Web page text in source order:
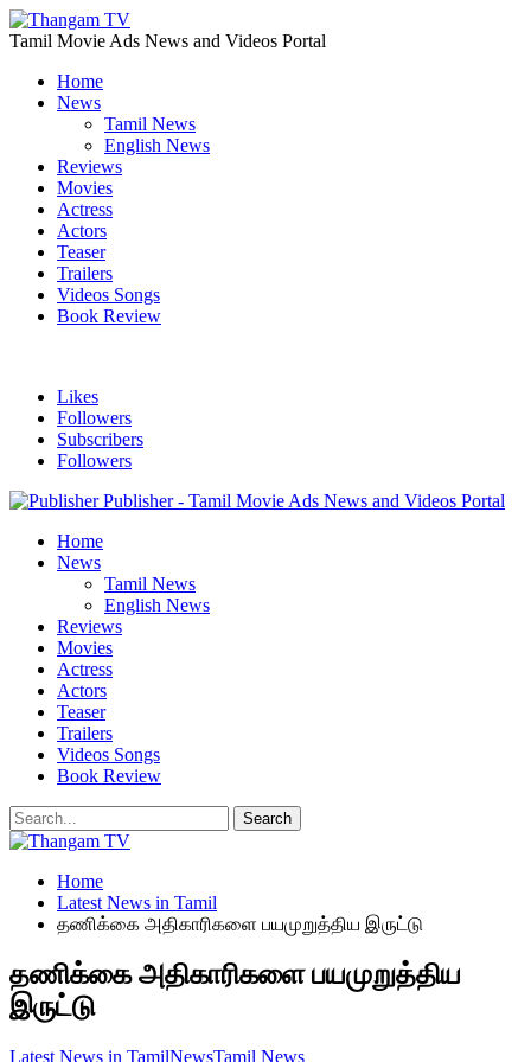
Tamil Movie Ads News and Videos Portal
Home
News
Tamil News
English News
Reviews
Movies
Actress
Actors
Teaser
Trailers
Videos Songs
Book Review
Likes
Followers
Subscribers
Followers
Publisher - Tamil Movie Ads News and Videos Portal
Home
News
Tamil News
English News
Reviews
Movies
Actress
Actors
Teaser
Trailers
Videos Songs
Book Review
Home
Latest News in Tamil
தணிக்கை அதிகாரிகளை பயமுறுத்திய இருட்டு
தணிக்கை அதிகாரிகளை பயமுறுத்திய
இருட்டு
Latest News in TamilNewsTamil News